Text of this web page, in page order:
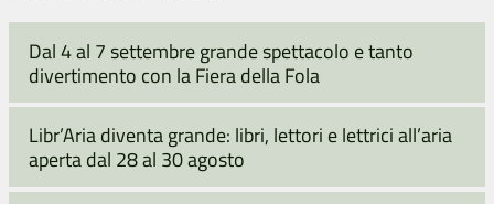
Dal 4 al 7 settembre grande spettacolo e tanto
divertimento con la Fiera della Fola
Libr’Aria diventa grande: libri, lettori e lettrici all’aria
aperta dal 28 al 30 agosto